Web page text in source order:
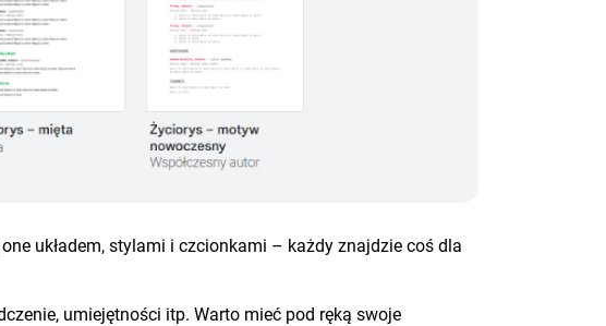
układem, stylami i czcionkami – każdy znajdzie coś dla
umiejętności itp. Warto mieć pod ręką swoje